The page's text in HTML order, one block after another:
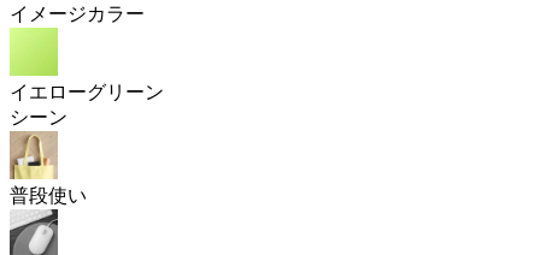
イメージカラー
イエローグリーン
シーン
普段使い